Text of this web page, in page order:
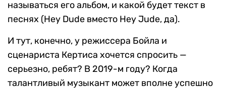
называться его альбом, и какой будет текст в
песнях (Hey Dude вместо Hey Jude, да).
И тут, конечно, у режиссера Бойла и
сценариста Кертиса хочется спросить —
серьезно, ребят? В 2019-м году? Когда
талантливый музыкант может вполне успешно